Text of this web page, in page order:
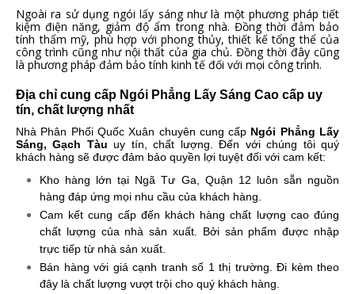
Ngoài ra sử dụng ngói lấy sáng như là một phương pháp tiết
kiệm điện năng, giảm độ ẩm trong nhà. Đồng thời đảm bảo
tính thẩm mỹ, phù hợp với phong thủy, thiết kế tổng thể của
công trình cũng như nội thất của gia chủ. Đồng thời đây cũng
là phương pháp đảm bảo tính kinh tế đối với mọi công trình.
Địa chỉ cung cấp Ngói Phẳng Lấy Sáng Cao cấp uy
tín, chất lượng nhất
Nhà Phân Phối Quốc Xuân chuyên cung cấp Ngói Phẳng Lấy
Sáng, Gạch Tàuuy tín, chất lượng. Đến với chúng tôi quý
khách hàng sẽ được đảm bảo quyền lợi tuyệt đối với cam kết:
Kho hàng lớn tại Ngã Tư Ga, Quận 12 luôn sẵn nguồn
hàng đáp ứng mọi nhu cầu của khách hàng.
Cam kết cung cấp đến khách hàng chất lượng cao đúng
chất lượng của nhà sản xuất. Bởi sản phẩm được nhập
trực tiếp từ nhà sản xuất.
Bán hàng với giá cạnh tranh số 1 thị trường. Đi kèm theo
đây là chất lượng vượt trội cho quý khách hàng.